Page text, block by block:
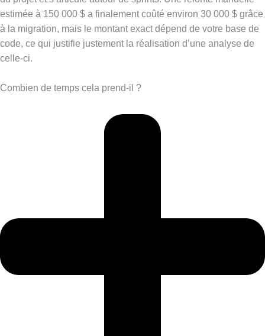
estimée à 150 000 $ a finalement coûté environ 30 000 $ grâce
à la migration, mais le montant exact dépend de votre base de
code, ce qui justifie justement la réalisation d’une analyse de
celle-ci.
Combien de temps cela prend-il ?